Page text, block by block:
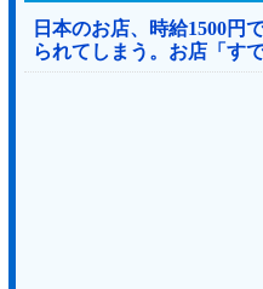
日本のお店、時給1500円
られてしまう。お店「す